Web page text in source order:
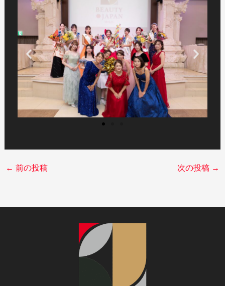
← 前の投稿 次の投稿 →